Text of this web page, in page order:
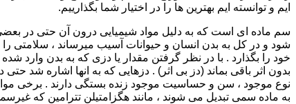
ایم و توانسته ایم بهترین ها را در اختیار شما بگذارییم.
سم ماده ای است که به دلیل مواد شیمیایی درون آن حتی در
شود و در کل به بدن انسان و حیوانات آسیب میرساند ، سلامتی را
خود را بگذارد . با در نظر گرفتن مقدار یا دزی که به بدن وارد
بدون اثر باقی بماند (دز بی اثر) . دزهایی که به انها اشاره شد
نوع موجود ، سن و حساسیت موجود زنده بستگی دارند . برخی
به ماده سمی تبدیل می شوند ، مانند هگزامتیلن تترامین که